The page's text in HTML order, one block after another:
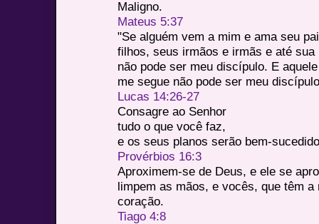
Maligno.
Mateus 5:37
"Se alguém vem a mim e ama seu
filhos, seus irmãos e irmãs e até
não pode ser meu discípulo. E
me segue não pode ser meu
Lucas 14:26-27
Consagre ao Senhor
tudo o que você faz,
e os seus planos serão bem-
Provérbios 16:3
Aproximem-se de Deus, e ele se
limpem as mãos, e vocês, que têm
coração.
Tiago 4:8